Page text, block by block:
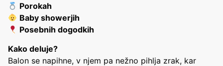
Porokah
Baby showerjih
Posebnih dogodkih
Kako deluje?
Balon se napihne, v njem pa nežno pihlja zrak, kar